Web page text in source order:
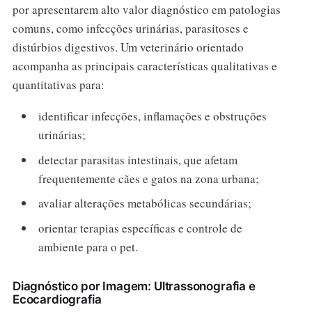
por apresentarem alto valor diagnóstico em patologias
comuns, como infecções urinárias, parasitoses e
distúrbios digestivos. Um veterinário orientado
acompanha as principais características qualitativas e
quantitativas para:
identificar infecções, inflamações e obstruções
urinárias;
detectar parasitas intestinais, que afetam
frequentemente cães e gatos na zona urbana;
avaliar alterações metabólicas secundárias;
orientar terapias específicas e controle de
ambiente para o pet.
Diagnóstico por Imagem: Ultrassonografia e
Ecocardiografia